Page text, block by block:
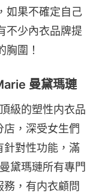
如果不確定自己
不少內衣品牌提
圍！
曼黛瑪璉
級的塑性内衣品
，深受女生們
針對性功能，滿
黛瑪璉所有專門
，有内衣顧問